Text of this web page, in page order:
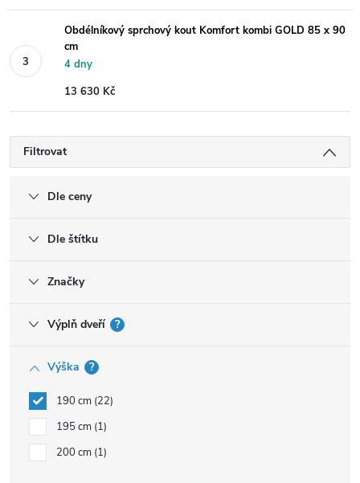
Obdélníkový sprchový kout Komfort kombi GOLD 85 x 90
cm
4 dny
13 630 Kč
Filtrovat
Dle ceny
Dle štítku
Značky
Výplň dveří ?
Výška ?
190 cm 22
195 cm 1
200 cm 1